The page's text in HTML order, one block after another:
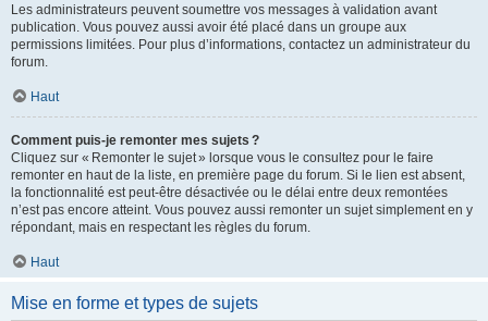
Les administrateurs peuvent soumettre vos messages à validation avant
publication. Vous pouvez aussi avoir été placé dans un groupe aux
permissions limitées. Pour plus d’informations, contactez un administrateur du
forum.
Haut
Comment puis-je remonter mes sujets ?
Cliquez sur « Remonter le sujet » lorsque vous le consultez pour le faire
remonter en haut de la liste, en première page du forum. Si le lien est absent,
la fonctionnalité est peut-être désactivée ou le délai entre deux remontées
n’est pas encore atteint. Vous pouvez aussi remonter un sujet simplement en y
répondant, mais en respectant les règles du forum.
Haut
Mise en forme et types de sujets